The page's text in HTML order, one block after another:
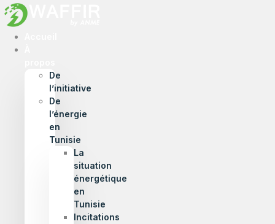
De
l’initiative
De
l’énergie
en
Tunisie
La
situation
énergétique
en
Tunisie
Incitations